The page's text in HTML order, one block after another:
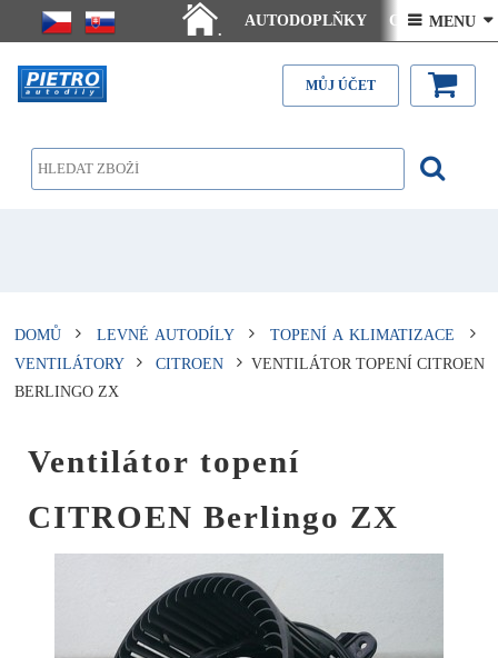
.
AUTODOPLŇKY Ceny doručení
Články - návody Kontakt
 MENU 
MŮJ ÚČET
DOMŮ LEVNÉ AUTODÍLY
TOPENÍ A KLIMATIZACE
VENTILÁTORY
CITROEN
VENTILÁTOR TOPENÍ CITROEN
BERLINGO ZX
Ventilátor topení
CITROEN Berlingo ZX